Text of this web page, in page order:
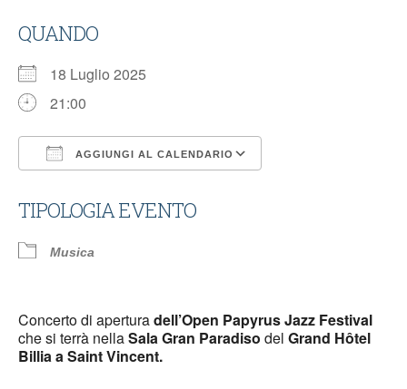
QUANDO
18 Luglio 2025
21:00
AGGIUNGI AL CALENDARIO
TIPOLOGIA EVENTO
Musica
Concerto di aperturadell’Open Papyrus Jazz Festival
che si terrà nellaSala Gran Paradiso del Grand Hôtel
Billia a Saint Vincent.